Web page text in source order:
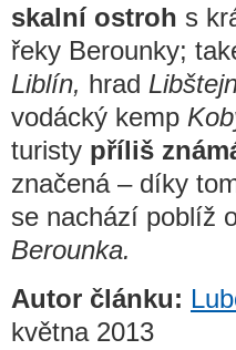
skalní ostroh s
řeky Berounky;
Liblín, hrad
vodácký kemp
turisty příliš
značená – díky
se nachází poblíž
Berounka.
Autor článku:
května 2013